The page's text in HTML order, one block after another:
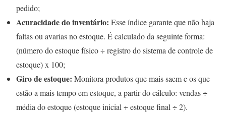
pedido;
Acuracidade do inventário: Esse índice garante que não haja
faltas ou avarias no estoque. É calculado da seguinte forma:
(número do estoque físico ÷ registro do sistema de controle de
estoque) x 100;
Giro de estoque: Monitora produtos que mais saem e os que
estão a mais tempo em estoque, a partir do cálculo: vendas ÷
média do estoque (estoque inicial + estoque final ÷ 2).